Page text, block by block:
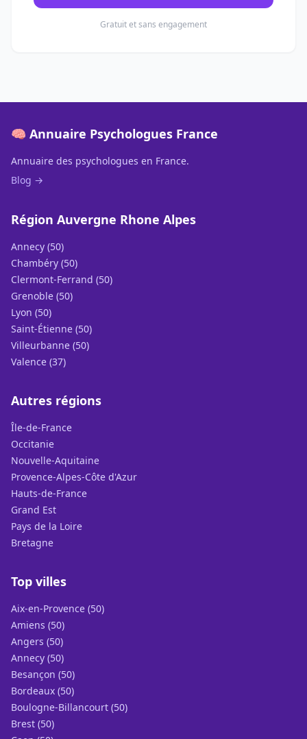
Gratuit et sans engagement
🧠 Annuaire Psychologues France
Annuaire des psychologues en France.
Blog →
Région Auvergne Rhone Alpes
Annecy (50)
Chambéry (50)
Clermont-Ferrand (50)
Grenoble (50)
Lyon (50)
Saint-Étienne (50)
Villeurbanne (50)
Valence (37)
Autres régions
Île-de-France
Occitanie
Nouvelle-Aquitaine
Provence-Alpes-Côte d'Azur
Hauts-de-France
Grand Est
Pays de la Loire
Bretagne
Top villes
Aix-en-Provence (50)
Amiens (50)
Angers (50)
Annecy (50)
Besançon (50)
Bordeaux (50)
Boulogne-Billancourt (50)
Brest (50)